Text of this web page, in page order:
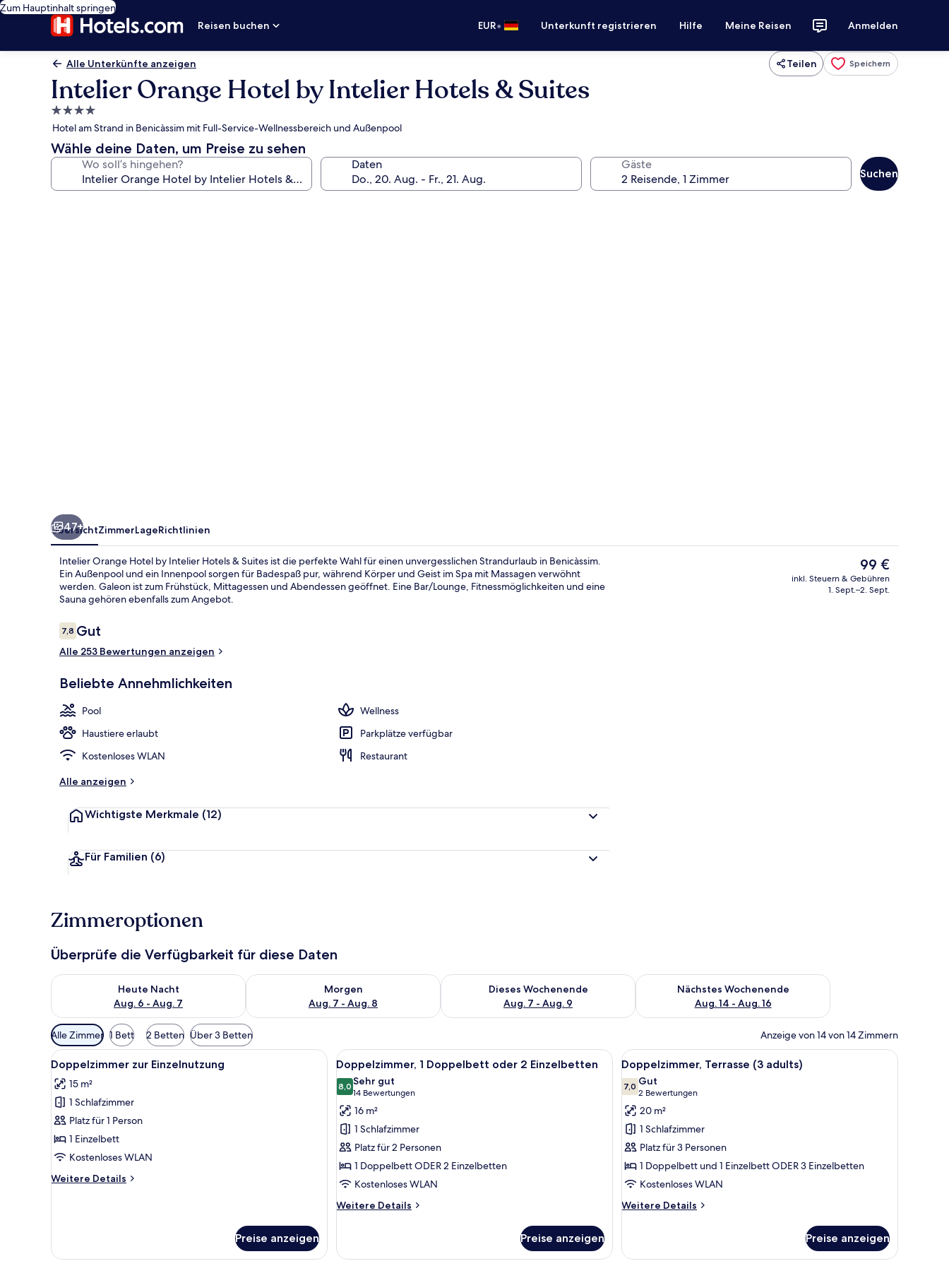
Zum Hauptinhalt springen
Reisen buchen
EUR• Unterkunft registrieren Hilfe Meine Reisen Anmelden
Alle Unterkünfte anzeigen Teilen Speichern
Intelier Orange Hotel by Intelier Hotels & Suites
4.0-
Sterne-
Unterkunft
Hotel am Strand in Benicàssim mit Full-Service-Wellnessbereich und Außenpool
Wähle deine Daten, um Preise zu sehen
Wo soll’s hingehen? Daten Gäste
Suchen
Bar (in der Unterkunft)
47+
ÜbersichtZimmerLageRichtlinien
Intelier Orange Hotel by Intelier Hotels & Suites ist die perfekte Wahl für einen unvergesslichen Strandurlaub in Benicàssim.
Ein Außenpool und ein Innenpool sorgen für Badespaß pur, während Körper und Geist im Spa mit Massagen verwöhnt
werden. Galeon ist zum Frühstück, Mittagessen und Abendessen geöffnet. Eine Bar/Lounge, Fitnessmöglichkeiten und eine
Sauna gehören ebenfalls zum Angebot.
Bewertungen
7,87,8 von 10.
Gut
Alle 253 Bewertungen anzeigen
Beliebte Annehmlichkeiten
Pool
Wellness
Haustiere erlaubt
Parkplätze verfügbar
Kostenloses WLAN
Restaurant
Alle anzeigen
Wichtigste Merkmale (12)
Für Familien (6)
Der
aktuelle
Preis
99 €
inkl. Steuern & Gebühren
1. Sept.–2. Sept.
Zimmeroptionen
Überprüfe die Verfügbarkeit für diese Daten
Heute Nacht
Aug. 6 - Aug. 7
Überprüfe die Verfügbarkeit für heute Nacht, Aug. 6 - Aug. 7.
Morgen
Aug. 7 - Aug. 8
Überprüfe die Verfügbarkeit für morgen, Aug. 7 - Aug. 8.
Dieses Wochenende
Aug. 7 - Aug. 9
Überprüfe die Verfügbarkeit für dieses Wochenende, Aug. 7 - Aug. 9.
Nächstes Wochenende
Aug. 14 - Aug. 16
Überprüfe die Verfügbarkeit für nächstes Wochenende, Aug.
Verfügbare
Filter
für
Zimmer
Alle Zimmer 1 Bett 2 Betten Über 3 Betten Anzeige von 14 von 14 Zimmern
Alle
Fotos
für
Doppelzimmer
zur
Einzelnutzung
anzeigen
Ein Hotelzimmer mit Bett, Schreibtisch, Stuhl, Nachttisch, Lampe und einem Bild an der Wand.
6
Doppelzimmer zur Einzelnutzung
15 m²
1 Schlafzimmer
Platz für 1 Person
1 Einzelbett
Kostenloses WLAN
Weitere Details
Weitere
Preise anzeigen
Alle
Fotos
für
Doppelzimmer,
Doppelbett
oder
2
Einzelbetten
anzeigen
Ein Hotelzimmer mit Bett, Schreibtisch, Stuhl und Kleiderschrank.
9
Doppelzimmer, 1 Doppelbett oder 2 Einzelbetten
8,08,0 von 10
Sehr gut
14 Bewertungen
(14
Bewertungen)
16 m²
1 Schlafzimmer
Platz für 2 Personen
1 Doppelbett ODER 2 Einzelbetten
Kostenloses WLAN
Weitere Details
Weitere
1
Preise anzeigen
Alle
Fotos
für
Doppelzimmer,
Terrasse
(3
adults)
anzeigen
Ein modernes Hotelzimmer mit einem
5
Doppelzimmer, Terrasse (3 adults)
7,07,0 von 10
Gut
2 Bewertungen
(2
Bewertungen)
20 m²
1 Schlafzimmer
Platz für 3 Personen
1 Doppelbett und 1 Einzelbett ODER 3 Einzelbetten
Kostenloses WLAN
Weitere Details
Weitere
Terrasse
Preise anzeigen